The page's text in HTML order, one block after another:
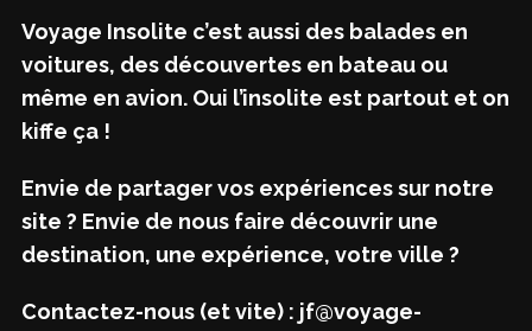
Voyage Insolite c’est aussi des balades en
voitures, des découvertes en bateau ou
même en avion. Oui l’insolite est partout et on
kiffe ça !
Envie de partager vos expériences sur notre
site ? Envie de nous faire découvrir une
destination, une expérience, votre ville ?
Contactez-nous (et vite) : jf@voyage-